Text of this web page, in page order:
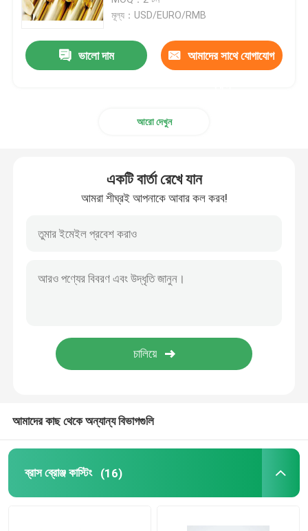
ব্রোঞ্জ ইনগট
ব্রোঞ্জ রড
কপার স্ট্রিপ
মূল্য：USD/EURO/RMB
ভালো দাম আমাদের সাথে যোগাযোগ
আরো দেখুন
একটি বার্তা রেখে যান
আমরা শীঘ্রই আপনাকে আবার কল করব!
আমাদের কাছ থেকে অন্যান্য বিভাগগুলি
ব্রাস ব্রোঞ্জ কাস্টিং (16)